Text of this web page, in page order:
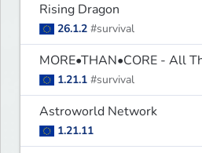
Rising Dragon
26.1.2 #survival
MORE•THAN•CORE - All
1.21.1 #survival
Astroworld Network
1.21.11